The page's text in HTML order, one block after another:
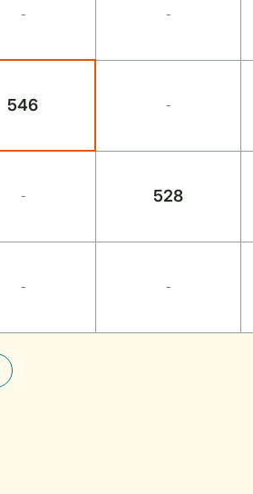
- -
546 -
- 528
- -